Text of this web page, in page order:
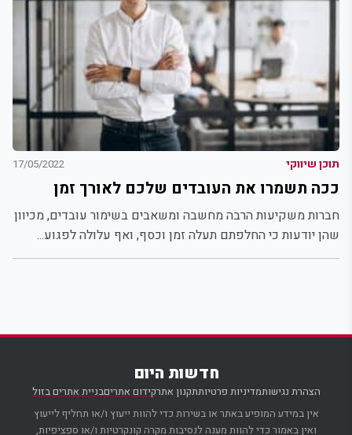
תוכן שיווקי 17/05/2022
ככה תשמרו את העובדים שלכם לאורך זמן
חברות משקיעות הרבה מחשבה ומשאבים בשימור עובדים, מכיוון
שהן יודעות כי החלפתם תעלה זמן וכסף, ואף עלולה לפגוע...
חדשות היום
הצהרת נגישותמדיניות פרטיותתקנון אתרקידום אתריםבניית אתרים בזול
אין במידע המופיע באתר או בשירות כדי להוות ייעוץ ו/או תחליף לייעוץ
ואין באמור כדי להוות מענה לנסיבות מקרה קונקרטיות ו/או ספציפיות,